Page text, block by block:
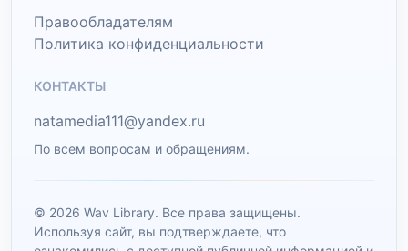
Правообладателям
Политика конфиденциальности
КОНТАКТЫ
natamedia111@yandex.ru
По всем вопросам и обращениям.
© 2026 Wav Library. Все права защищены.
Используя сайт, вы подтверждаете, что